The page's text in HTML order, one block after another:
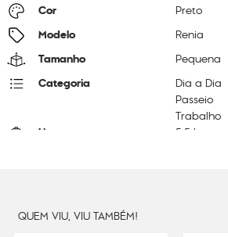
Cor Preto
Modelo Renia
Tamanho Pequena
Categoria
Dia a Dia
Passeio
Trabalho
Litragem 5.5 L
QUEM VIU, VIU TAMBÉM!